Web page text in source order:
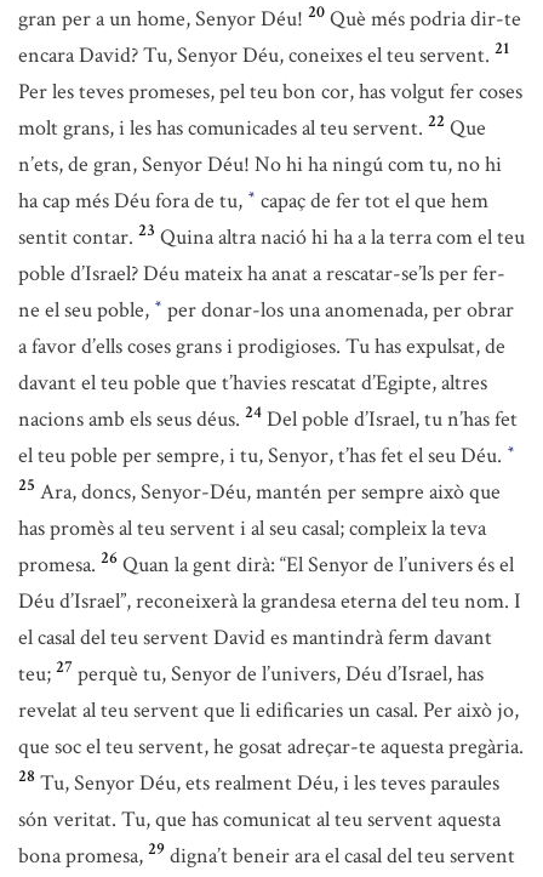
gran per a un home, Senyor Déu! 20 Què més podria dir-te
encara David? Tu, Senyor Déu, coneixes el teu servent. 21
Per les teves promeses, pel teu bon cor, has volgut fer coses
molt grans, i les has comunicades al teu servent. 22 Que
n’ets, de gran, Senyor Déu! No hi ha ningú com tu, no hi
ha cap més Déu fora de tu, * capaç de fer tot el que hem
sentit contar. 23 Quina altra nació hi ha a la terra com el teu
poble d’Israel? Déu mateix ha anat a rescatar-se’ls per fer-
ne el seu poble, * per donar-los una anomenada, per obrar
a favor d’ells coses grans i prodigioses. Tu has expulsat, de
davant el teu poble que t’havies rescatat d’Egipte, altres
nacions amb els seus déus. 24 Del poble d’Israel, tu n’has fet
el teu poble per sempre, i tu, Senyor, t’has fet el seu Déu. *
25 Ara, doncs, Senyor-Déu, mantén per sempre això que
has promès al teu servent i al seu casal; compleix la teva
promesa. 26 Quan la gent dirà: “El Senyor de l’univers és el
Déu d’Israel”, reconeixerà la grandesa eterna del teu nom. I
el casal del teu servent David es mantindrà ferm davant
teu; 27 perquè tu, Senyor de l’univers, Déu d’Israel, has
revelat al teu servent que li edificaries un casal. Per això jo,
que soc el teu servent, he gosat adreçar-te aquesta pregària.
28 Tu, Senyor Déu, ets realment Déu, i les teves paraules
són veritat. Tu, que has comunicat al teu servent aquesta
bona promesa, 29 digna’t beneir ara el casal del teu servent